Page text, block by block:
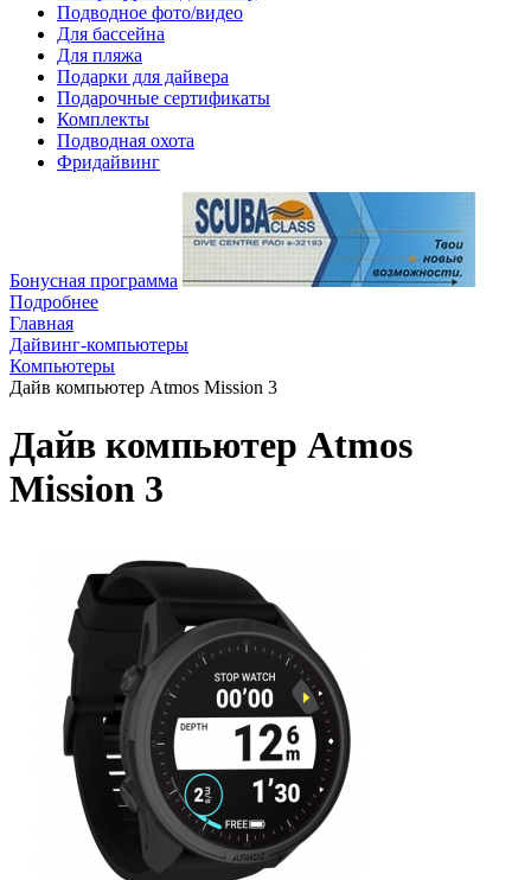
Подводное фото/видео
Для бассейна
Для пляжа
Подарки для дайвера
Подарочные сертификаты
Комплекты
Подводная охота
Фридайвинг
Бонусная программа
Подробнее
Главная
Дайвинг-компьютеры
Компьютеры
Дайв компьютер Atmos Mission 3
Дайв компьютер Atmos
Mission 3